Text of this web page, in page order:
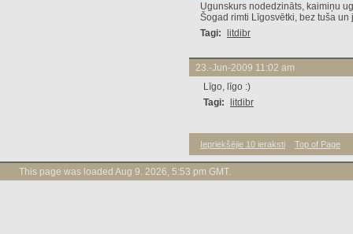
Ugunskurs nodedzināts, kaimiņu
Šogad rimti Līgosvētki, bez tuša
Tagi:
litdibr
23.-Jun-2009 11:02 am
Līgo, līgo :)
Tagi:
litdibr
Iepriekšējie 10 ieraksti Top of Page
This page was loaded Aug 9. 2026, 5:53 pm GMT.